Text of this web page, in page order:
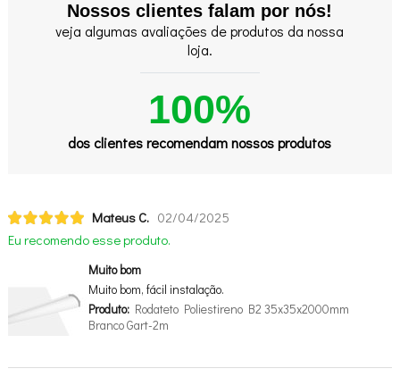
Nossos clientes falam por nós!
veja algumas avaliações de produtos da nossa
loja.
100%
dos clientes recomendam nossos produtos
Mateus C. 02/04/2025
Eu recomendo esse produto.
Muito bom
Muito bom, fácil instalação.
Produto:Rodateto Poliestireno B2 35x35x2000mm
Branco Gart-2m